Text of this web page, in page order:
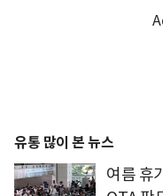
유통 많이 본 뉴스
여름 휴